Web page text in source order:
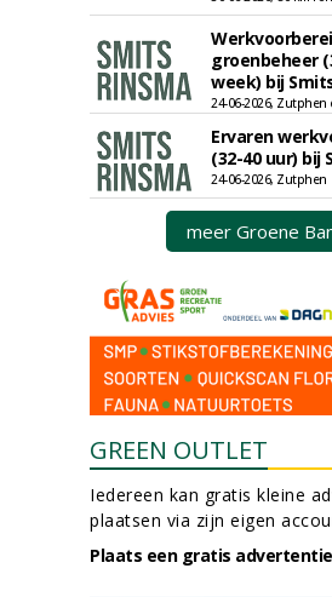
groenbeheer
week) bij
24-06-2026,
Ervaren
(32-40 uur) bij
24-06-2026, Zutphen
meer Groene
GREEN OUTLET
Iedereen kan gratis kleine
plaatsen via zijn eigen
Plaats een gratis advertentie